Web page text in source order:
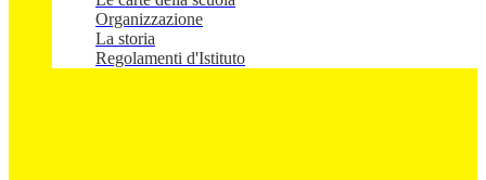
Organizzazione
La storia
Regolamenti d'Istituto